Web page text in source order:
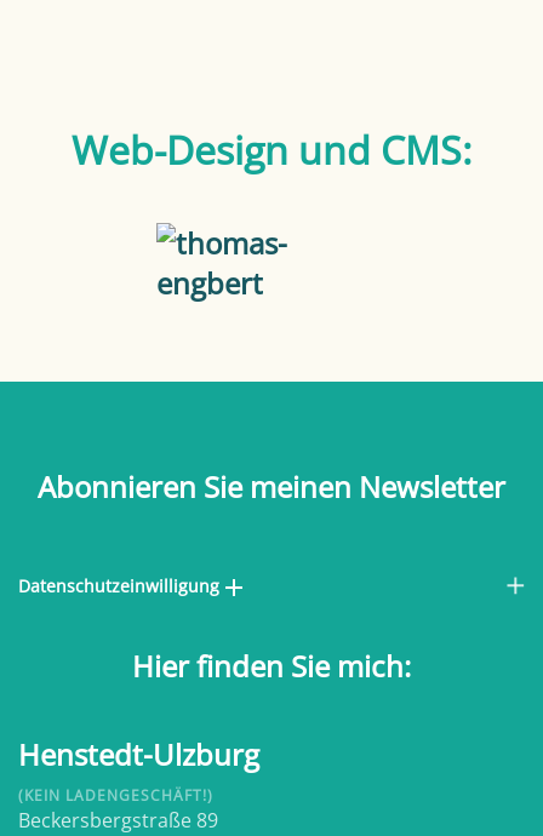
Web-Design und CMS:
Abonnieren Sie meinen Newsletter
Datenschutzeinwilligung
Hier finden Sie mich:
Henstedt-Ulzburg
(KEIN LADENGESCHÄFT!)
Beckersbergstraße 89